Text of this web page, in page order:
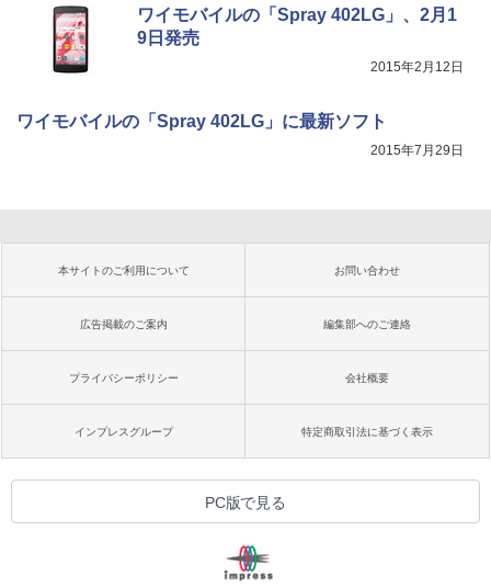
ワイモバイルの「Spray 402LG」、2月1
9日発売
2015年2月12日
ワイモバイルの「Spray 402LG」に最新ソフト
2015年7月29日
本サイトのご利用について お問い合わせ
広告掲載のご案内 編集部へのご連絡
プライバシーポリシー 会社概要
インプレスグループ 特定商取引法に基づく表示
PC版で見る